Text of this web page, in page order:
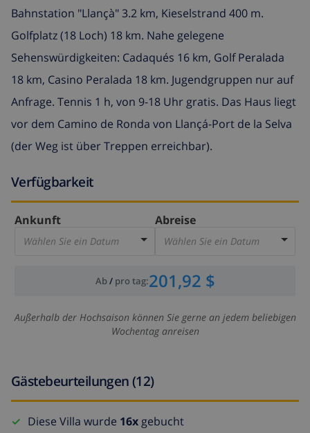
Bahnstation "Llançà" 3.2 km, Kieselstrand 400 m.
Golfplatz (18 Loch) 18 km. Nahe gelegene
Sehenswürdigkeiten: Cadaqués 16 km, Golf Peralada
18 km, Casino Peralada 18 km. Jugendgruppen nur auf
Anfrage. Tennis 1 h, von 9-18 Uhr gratis. Das Haus liegt
vor dem Camino de Ronda von Llançá-Port de la Selva
(der Weg ist über Treppen erreichbar).
Verfügbarkeit
Ankunft
Wählen Sie ein Datum
Abreise
Wählen Sie ein Datum
Ab/ pro tag:201,92 $
Außerhalb der Hochsaison können Sie gerne an jedem beliebigen
Wochentag anreisen
Gästebeurteilungen (12)
Diese Villa wurde 16xgebucht